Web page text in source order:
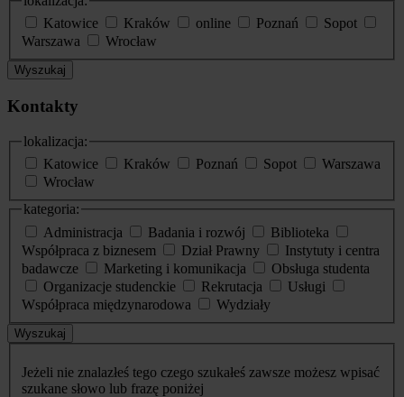
Katowice
Kraków online Poznań
Sopot
Warszawa
Wrocław
Wyszukaj
Kontakty
lokalizacja:
Katowice
Kraków Poznań Sopot
Warszawa
Wrocław
kategoria:
Administracja
Badania i rozwój
Biblioteka
Współpraca z biznesem
Dział Prawny
Instytuty i centra
badawcze
Marketing i komunikacja
Obsługa studenta
Organizacje studenckie
Rekrutacja
Usługi
Współpraca międzynarodowa
Wydziały
Wyszukaj
Jeżeli nie znalazłeś tego czego szukałeś zawsze możesz wpisać
szukane słowo lub frazę poniżej